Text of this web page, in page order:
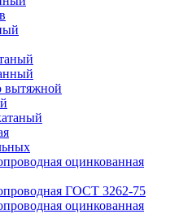
вытяжной
оцинкованная
ГОСТ 3262-75
оцинкованная